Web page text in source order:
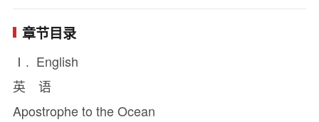
是一套现代最完整、最具系统性而循序渐进的小学
基础知识读本，编写者俱为各门学科的高级专家，
保证了它的准确性、可靠性和权威性，学校和家庭
均可使用。
教育发达国家对各年级学生必须掌握的知识和
章节目录
Ⅰ. English
英 语
Apostrophe to the Ocean